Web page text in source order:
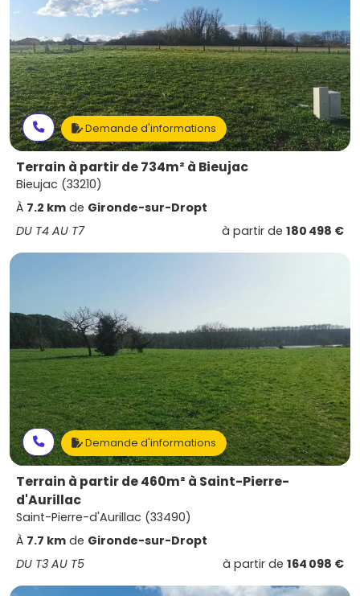
Demande d'informations
Terrain à partir de 734m² à Bieujac
Bieujac (33210)
À 7.2 km de Gironde-sur-Dropt
DU T4 AU T7
à partir de 180 498 €
Demande d'informations
Terrain à partir de 460m² à Saint-Pierre-
d'Aurillac
Saint-Pierre-d'Aurillac (33490)
À 7.7 km de Gironde-sur-Dropt
DU T3 AU T5
à partir de 164 098 €